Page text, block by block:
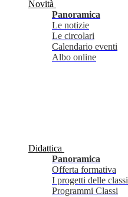
Novità
Panoramica
Le notizie
Le circolari
Calendario eventi
Albo online
Didattica
Panoramica
Offerta formativa
I progetti delle classi
Programmi Classi